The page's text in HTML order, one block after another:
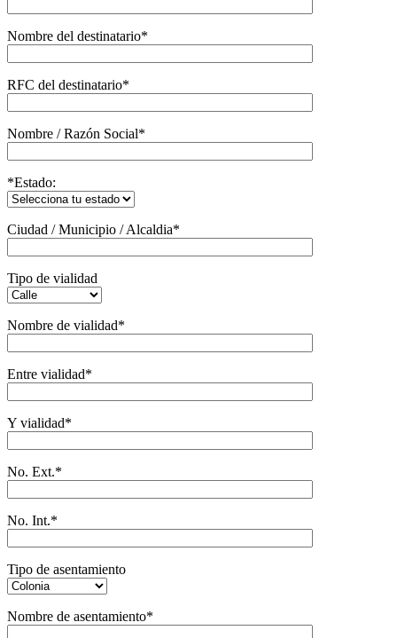
Nombre del destinatario*
RFC del destinatario*
Nombre / Razón Social*
*Estado:
Ciudad / Municipio / Alcaldia*
Tipo de vialidad
Nombre de vialidad*
Entre vialidad*
Y vialidad*
No. Ext.*
No. Int.*
Tipo de asentamiento
Nombre de asentamiento*